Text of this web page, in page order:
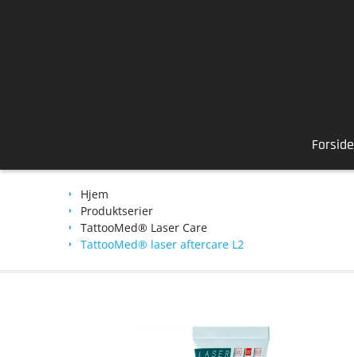
Forside
Hjem
Produktserier
TattooMed® Laser Care
TattooMed® laser aftercare L2